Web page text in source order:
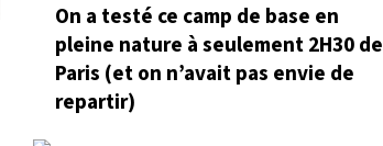
On a testé ce camp de base en
pleine nature à seulement 2H30 de
Paris (et on n’avait pas envie de
repartir)